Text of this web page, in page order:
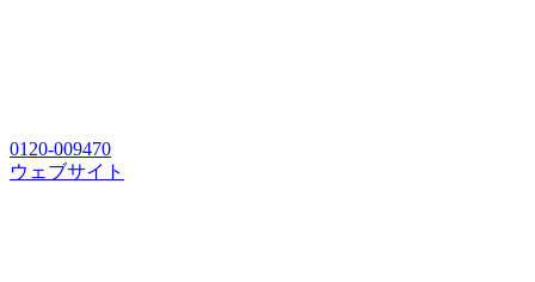
0120-009470
ウェブサイト